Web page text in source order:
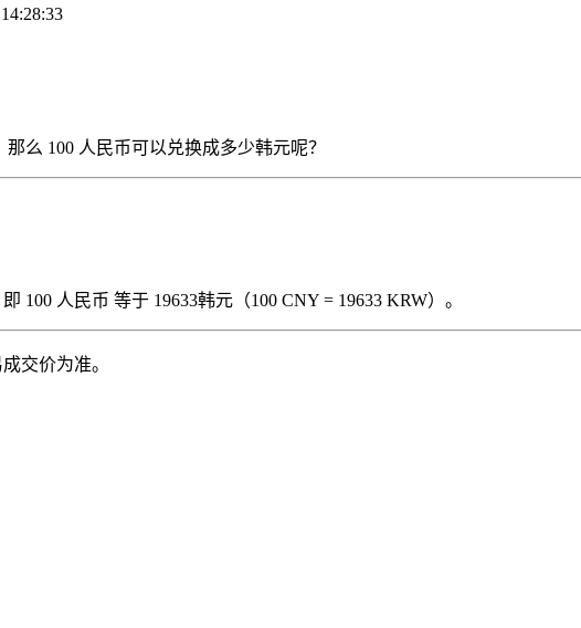
么 100 人民币可以兑换成多少韩元呢？
100 人民币 等于 19633韩元（100 CNY = 19633 KRW）。
交价为准。